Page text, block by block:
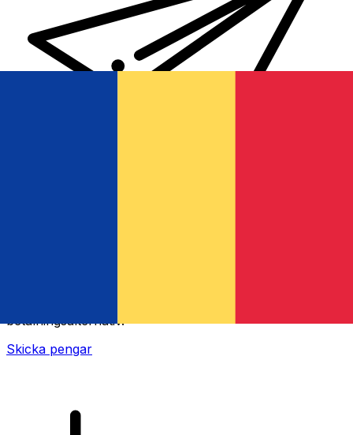
betalningsalternativ.
Skicka pengar